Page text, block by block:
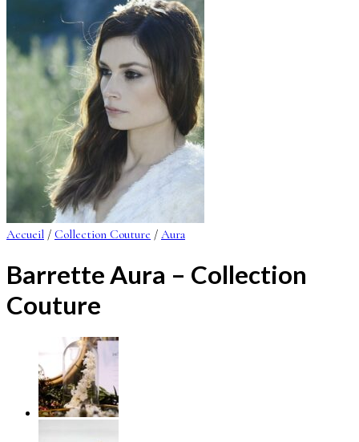
Accueil / Collection Couture / Aura
Barrette Aura – Collection
Couture